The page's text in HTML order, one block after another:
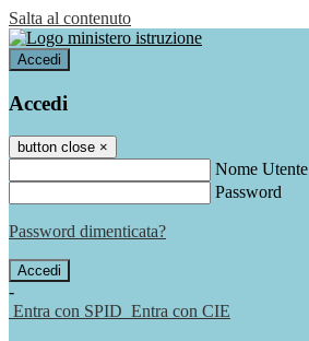
Salta al contenuto
Accedi
Accedi
button close ×
Nome Utente
Password
Password dimenticata?
-
Entra con SPID Entra con CIE